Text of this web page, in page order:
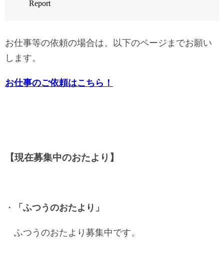
お仕事等の依頼の場合は、以下のページまでお願い
します。
お仕事のご依頼はこちら！
【現在募集中のおたより】
・ 「ふつうのおたより」
ふつうのおたより募集中です。